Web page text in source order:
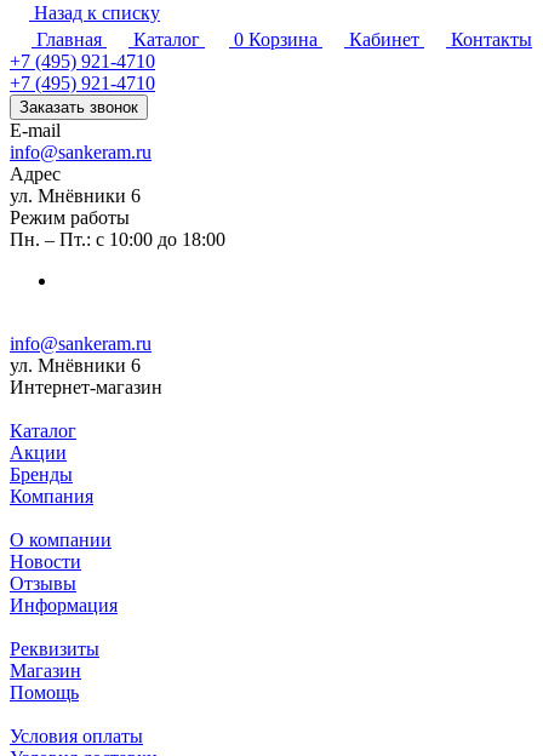
Назад к списку
Главная
Каталог 0 Корзина Кабинет
Контакты
+7 (495) 921-4710
+7 (495) 921-4710
Заказать звонок
E-mail
info@sankeram.ru
Адрес
ул. Мнёвники 6
Режим работы
Пн. – Пт.: с 10:00 до 18:00
info@sankeram.ru
ул. Мнёвники 6
Интернет-магазин
Каталог
Акции
Бренды
Компания
О компании
Новости
Отзывы
Информация
Реквизиты
Магазин
Помощь
Условия оплаты